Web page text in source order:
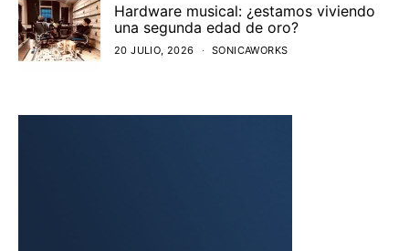
Hardware musical: ¿estamos viviendo
una segunda edad de oro?
20 JULIO, 2026 SONICAWORKS